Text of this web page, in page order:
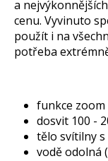
a
cenu. Vyvinuto
použít i na
potřeba
funkce zoom
dosvit 100 -
tělo svítilny
vodě odolná